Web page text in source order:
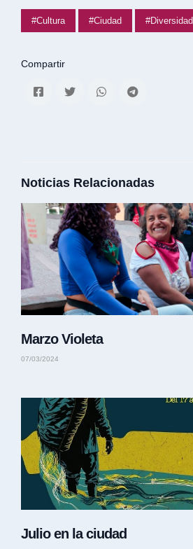
#Cultura #Ciudad #Diversidad
Compartir
Noticias Relacionadas
Marzo Violeta
07/03/2024
Julio en la ciudad